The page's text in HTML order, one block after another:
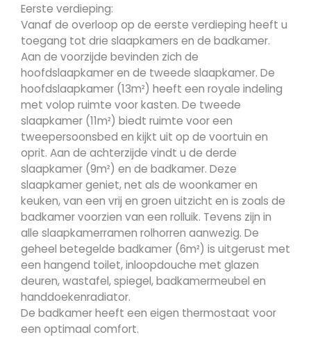
Eerste verdieping:
Vanaf de overloop op de eerste verdieping heeft u
toegang tot drie slaapkamers en de badkamer.
Aan de voorzijde bevinden zich de
hoofdslaapkamer en de tweede slaapkamer. De
hoofdslaapkamer (13m²) heeft een royale indeling
met volop ruimte voor kasten. De tweede
slaapkamer (11m²) biedt ruimte voor een
tweepersoonsbed en kijkt uit op de voortuin en
oprit. Aan de achterzijde vindt u de derde
slaapkamer (9m²) en de badkamer. Deze
slaapkamer geniet, net als de woonkamer en
keuken, van een vrij en groen uitzicht en is zoals de
badkamer voorzien van een rolluik. Tevens zijn in
alle slaapkamerramen rolhorren aanwezig. De
geheel betegelde badkamer (6m²) is uitgerust met
een hangend toilet, inloopdouche met glazen
deuren, wastafel, spiegel, badkamermeubel en
handdoekenradiator.
De badkamer heeft een eigen thermostaat voor
een optimaal comfort.